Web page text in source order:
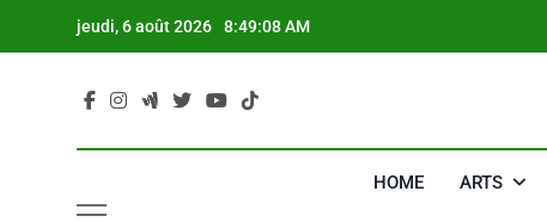
jeudi, 6 août 2026 8:49:09 AM
HOME ARTS